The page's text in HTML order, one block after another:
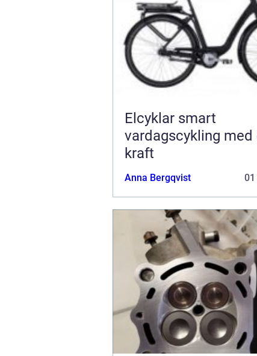
Elcyklar smart
vardagscykling med
kraft
Anna Bergqvist